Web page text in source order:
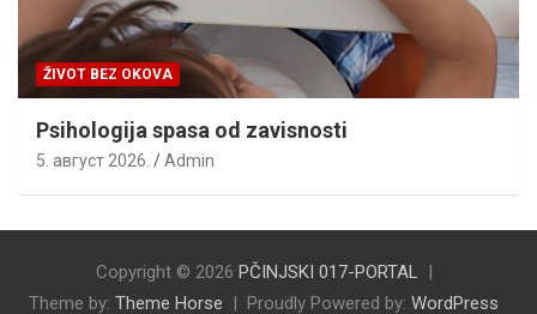
ŽIVOT BEZ OKOVA
Psihologija spasa od zavisnosti
5. август 2026. Admin
Copyright © 2026 PČINJSKI 017-PORTAL
Theme by: Theme Horse Proudly Powered by: WordPress